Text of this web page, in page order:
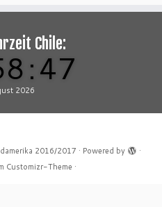
Chile:
:48
2026
2016/2017 · Powered by
·
Customizr-Theme ·